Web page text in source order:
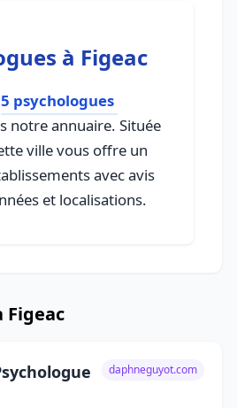
à Figeac
5 psychologues
notre annuaire. Située
ville vous offre un
avec avis
et localisations.
Figeac
daphneguyot.com